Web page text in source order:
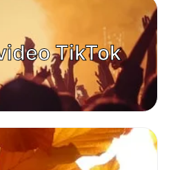
TikTok